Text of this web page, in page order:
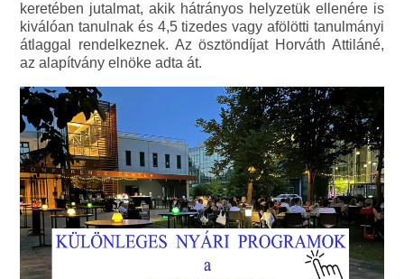
keretében jutalmat, akik hátrányos helyzetük ellenére is
kiválóan tanulnak és 4,5 tizedes vagy afölötti tanulmányi
átlaggal rendelkeznek. Az ösztöndíjat Horváth Attiláné,
az alapítvány elnöke adta át.